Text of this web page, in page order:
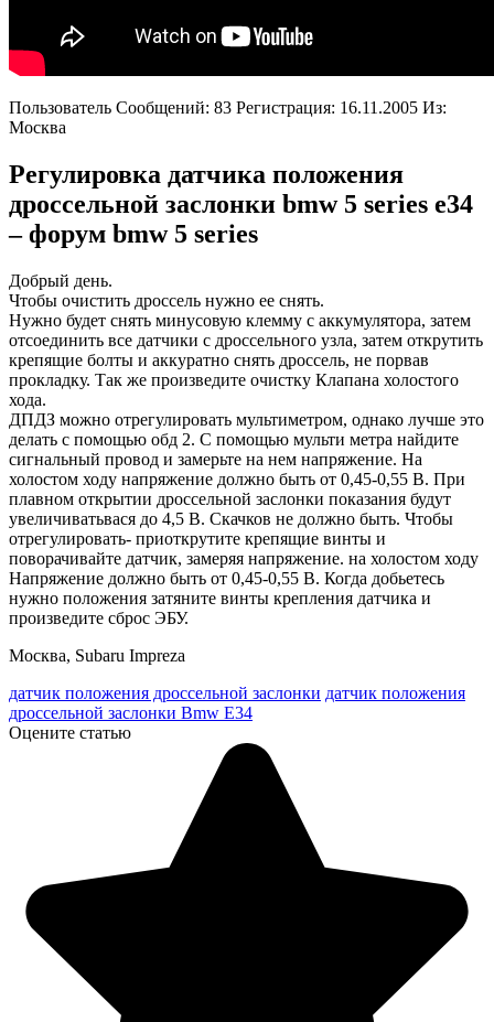
Пользователь Сообщений: 83 Регистрация: 16.11.2005 Из:
Москва
Регулировка датчика положения
дроссельной заслонки bmw 5 series e34
– форум bmw 5 series
Добрый день.
Чтобы очистить дроссель нужно ее снять.
Нужно будет снять минусовую клемму с аккумулятора, затем
отсоединить все датчики с дроссельного узла, затем открутить
крепящие болты и аккуратно снять дроссель, не порвав
прокладку. Так же произведите очистку Клапана холостого
хода.
ДПДЗ можно отрегулировать мультиметром, однако лучше это
делать с помощью обд 2. С помощью мульти метра найдите
сигнальный провод и замерьте на нем напряжение. На
холостом ходу напряжение должно быть от 0,45-0,55 В. При
плавном открытии дроссельной заслонки показания будут
увеличиватьвася до 4,5 В. Скачков не должно быть. Чтобы
отрегулировать- приоткрутите крепящие винты и
поворачивайте датчик, замеряя напряжение. на холостом ходу
Напряжение должно быть от 0,45-0,55 В. Когда добьетесь
нужно положения затяните винты крепления датчика и
произведите сброс ЭБУ.
Москва, Subaru Impreza
датчик положения дроссельной заслонки датчик положения
дроссельной заслонки Bmw E34
Оцените статью